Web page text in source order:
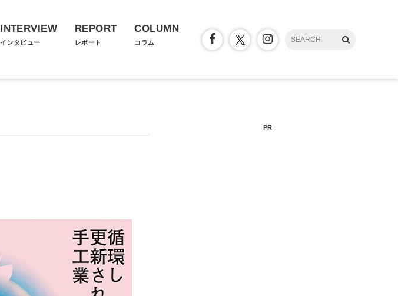
INTERVIEW
インタビュー
REPORT
レポート
COLUMN
コラム
PR